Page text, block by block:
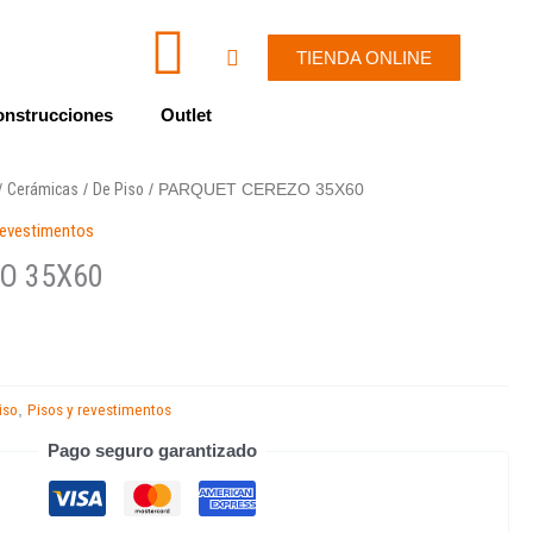
c
o
n
-
n
v
W
h
a
p
p
Cart TIENDA ONLINE
Outlet
Cerámicas / De Piso / PARQUET CEREZO 35X60
35X60
,Pisos y revestimentos
Pago seguro garantizado